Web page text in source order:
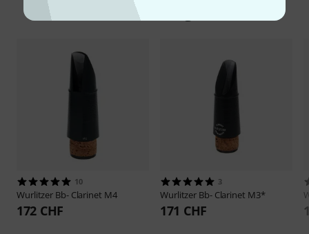
Alternativen vergleichen
10
Wurlitzer Bb- Clarinet M4
172 CHF
3
Wurlitzer Bb- Clarinet M3*
171 CHF